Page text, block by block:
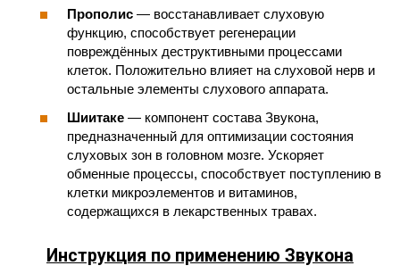
Прополис — восстанавливает слуховую
функцию, способствует регенерации
повреждённых деструктивными процессами
клеток. Положительно влияет на слуховой нерв и
остальные элементы слухового аппарата.
Шиитаке — компонент состава Звукона,
предназначенный для оптимизации состояния
слуховых зон в головном мозге. Ускоряет
обменные процессы, способствует поступлению в
клетки микроэлементов и витаминов,
содержащихся в лекарственных травах.
Инструкция по применению Звукона